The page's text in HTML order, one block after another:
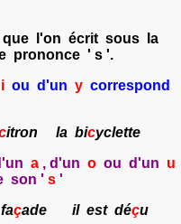
l'on écrit sous la
prononce ' s '.
i ou d'un y correspond
itron la bicyclette
a , d'un o ou d'un u
son ' s '
çade il est déçu